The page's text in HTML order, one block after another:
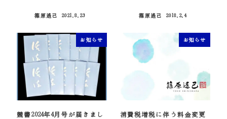
篠原遙己
2021.8.23
篠原遙己
2018.2.4
お知らせ
競書2024年4月号が届きまし
お知らせ
消費税増税に伴う料金変更